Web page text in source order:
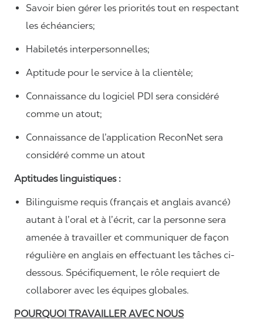
Savoir bien gérer les priorités tout en respectant
les échéanciers;
Habiletés interpersonnelles;
Aptitude pour le service à la clientèle;
Connaissance du logiciel PDI sera considéré
comme un atout;
Connaissance de l’application ReconNet sera
considéré comme un atout
Aptitudes linguistiques :
Bilinguisme requis (français et anglais avancé)
autant à l’oral et à l’écrit, car la personne sera
amenée à travailler et communiquer de façon
régulière en anglais en effectuant les tâches ci-
dessous. Spécifiquement, le rôle requiert de
collaborer avec les équipes globales.
POURQUOI TRAVAILLER AVEC NOUS